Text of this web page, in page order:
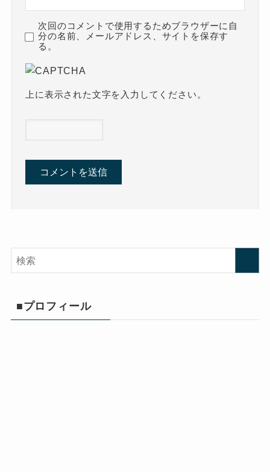
次回のコメントで使用するためブラウザーに自
分の名前、メールアドレス、サイトを保存す
る。
上に表示された文字を入力してください。
■プロフィール